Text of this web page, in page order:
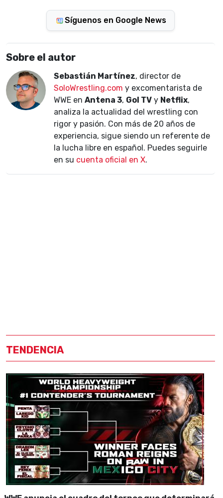
Síguenos en Google News
Sobre el autor
Sebastián Martínez, director de
SoloWrestling.com y excomentarista de
WWE en Antena 3, Gol TV y Netflix,
analiza la actualidad del wrestling con
rigor y pasión. Con más de 20 años de
experiencia, sigue siendo un referente de
la lucha libre en español. Puedes seguirle
en su cuenta oficial en X.
TENDENCIA